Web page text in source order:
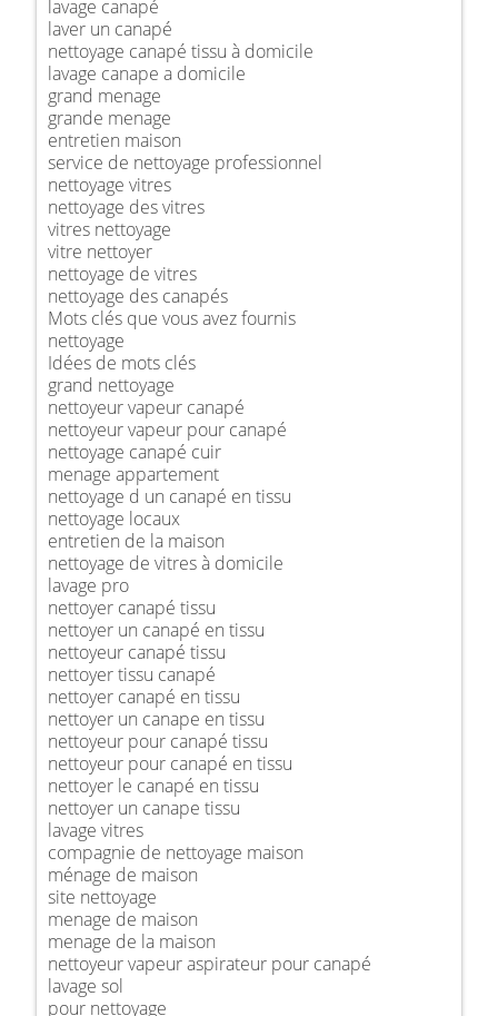
lavage canapé
laver un canapé
nettoyage canapé tissu à domicile
lavage canape a domicile
grand menage
grande menage
entretien maison
service de nettoyage professionnel
nettoyage vitres
nettoyage des vitres
vitres nettoyage
vitre nettoyer
nettoyage de vitres
nettoyage des canapés
Mots clés que vous avez fournis
nettoyage
Idées de mots clés
grand nettoyage
nettoyeur vapeur canapé
nettoyeur vapeur pour canapé
nettoyage canapé cuir
menage appartement
nettoyage d un canapé en tissu
nettoyage locaux
entretien de la maison
nettoyage de vitres à domicile
lavage pro
nettoyer canapé tissu
nettoyer un canapé en tissu
nettoyeur canapé tissu
nettoyer tissu canapé
nettoyer canapé en tissu
nettoyer un canape en tissu
nettoyeur pour canapé tissu
nettoyeur pour canapé en tissu
nettoyer le canapé en tissu
nettoyer un canape tissu
lavage vitres
compagnie de nettoyage maison
ménage de maison
site nettoyage
menage de maison
menage de la maison
nettoyeur vapeur aspirateur pour canapé
lavage sol
pour nettoyage